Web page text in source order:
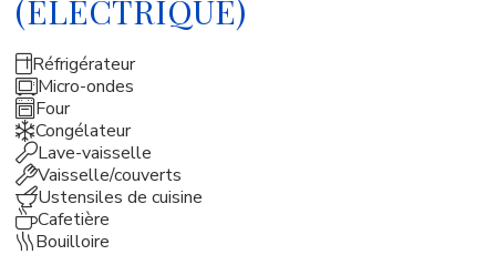
(ÉLECTRIQUE)
Réfrigérateur
Micro-ondes
Four
Congélateur
Lave-vaisselle
Vaisselle/couverts
Ustensiles de cuisine
Cafetière
Bouilloire